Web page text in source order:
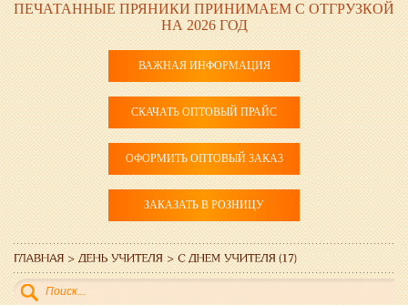
ПЕЧАТАННЫЕ ПРЯНИКИ ПРИНИМАЕМ С ОТГРУЗКОЙ
НА 2026 ГОД
ВАЖНАЯ ИНФОРМАЦИЯ
СКАЧАТЬ ОПТОВЫЙ ПРАЙС
ОФОРМИТЬ ОПТОВЫЙ ЗАКАЗ
ЗАКАЗАТЬ В РОЗНИЦУ